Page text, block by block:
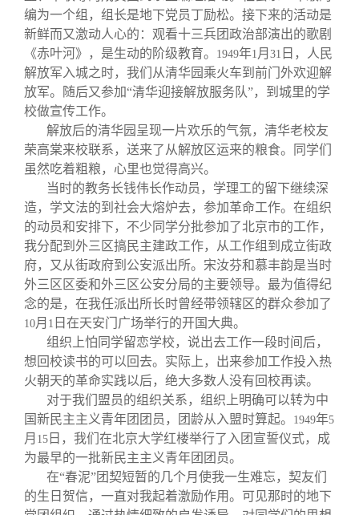
编为一个组，组长是地下党员丁励松。接下来的活动是
新鲜而又激动人心的：观看十三兵团政治部演出的歌剧
《赤叶河》，是生动的阶级教育。
1949年1 月 31 日，人民
解放军入城之时，我们从清华园乘火车到前门外欢迎解
放军。随后又参加“清华迎接解放服务队”，到城里的学
校做宣传工作。
解放后的清华园呈现一片欢乐的气氛，清华老校友
荣高棠来校联系，送来了从解放区运来的粮食。同学们
虽然吃着粗粮，心里也觉得高兴。
当时的教务长钱伟长作动员，学理工的留下继续深
造，学文法的到社会大熔炉去，参加革命工作。在组织
的动员和安排下，不少同学分批参加了北京市的工作，
我分配到外三区搞民主建政工作，从工作组到成立街政
府，又从街政府到公安派出所。宋汝芬和慕丰韵是当时
外三区区委和外三区公安分局的主要领导。最为值得纪
念的是，在我任派出所长时曾经带领辖区的群众参加了
10月 1 日在天安门广场举行的开国大典。
组织上怕同学留恋学校，说出去工作一段时间后，
想回校读书的可以回去。实际上，出来参加工作投入热
火朝天的革命实践以后，绝大多数人没有回校再读。
对于我们盟员的组织关系，组织上明确可以转为中
国新民主主义青年团团员，团龄从入盟时算起。
1949年5
月 15 日，我们在北京大学红楼举行了入团宣誓仪式，成
为最早的一批新民主主义青年团团员。
在“春泥”团契短暂的几个月使我一生难忘，契友们
的生日贺信，一直对我起着激励作用。可见那时的地下